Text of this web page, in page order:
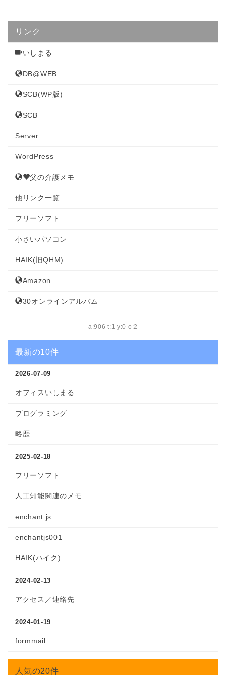
リンク
いしまる
DB@WEB
SCB(WP版)
SCB
Server
WordPress
父の介護メモ
他リンク一覧
フリーソフト
小さいパソコン
HAIK(旧QHM)
Amazon
30オンラインアルバム
a:906 t:1 y:0 o:2
最新の10件
2026-07-09
オフィスいしまる
プログラミング
略歴
2025-02-18
フリーソフト
人工知能関連のメモ
enchant.js
enchantjs001
HAIK(ハイク)
2024-02-13
アクセス／連絡先
2024-01-19
formmail
人気の20件